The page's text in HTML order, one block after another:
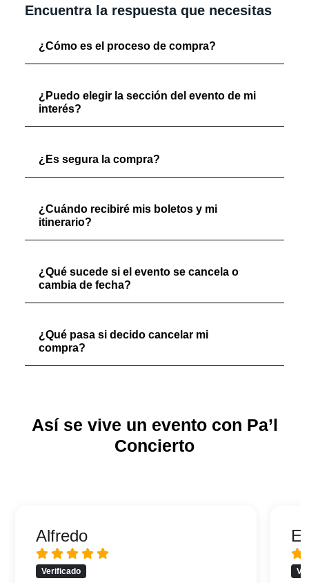
Encuentra la respuesta que necesitas
¿Cómo es el proceso de compra?
¿Puedo elegir la sección del evento de mi
interés?
¿Es segura la compra?
¿Cuándo recibiré mis boletos y mi
itinerario?
¿Qué sucede si el evento se cancela o
cambia de fecha?
¿Qué pasa si decido cancelar mi
compra?
Así se vive un evento con Pa’l
Concierto
Alfredo
Verificado